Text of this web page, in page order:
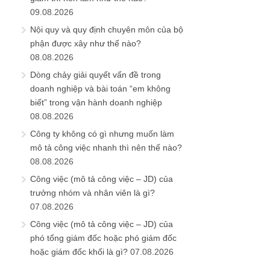
09.08.2026
Nội quy và quy định chuyên môn của bộ
phận được xây như thế nào?
08.08.2026
Dòng chảy giải quyết vấn đề trong
doanh nghiệp và bài toán “em không
biết” trong vận hành doanh nghiệp
08.08.2026
Công ty không có gì nhưng muốn làm
mô tả công việc nhanh thì nên thế nào?
08.08.2026
Công việc (mô tả công việc – JD) của
trưởng nhóm và nhân viên là gì?
07.08.2026
Công việc (mô tả công việc – JD) của
phó tổng giám đốc hoặc phó giám đốc
hoặc giám đốc khối là gì? 07.08.2026